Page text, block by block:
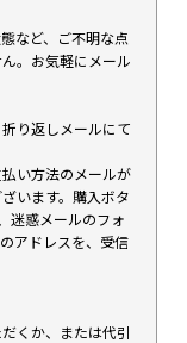
など、ご不明な点
。お気軽にメール
り返しメールにて
い方法のメールが
います。購入ボタ
迷惑メールのフォ
アドレスを、受信
くか、または代引